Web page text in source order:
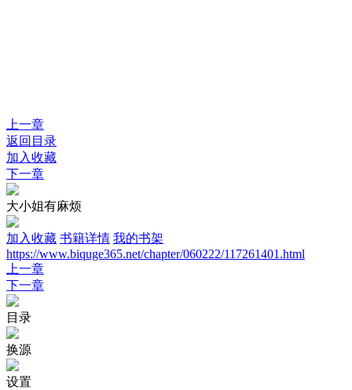
上一章
返回目录
加入收藏
下一章
大小姐有麻烦
加入收藏 书籍详情 我的书架
https://www.biquge365.net/chapter/060222/117261401.html
上一章
下一章
目录
换源
设置